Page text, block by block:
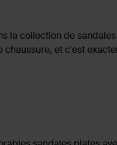
la collection de
et c'est